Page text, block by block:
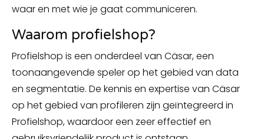
waar en met wie je gaat communiceren.
Waarom profielshop?
Profielshop is een onderdeel van Cäsar, een
toonaangevende speler op het gebied van data
en segmentatie. De kennis en expertise van Cäsar
op het gebied van profileren zijn geïntegreerd in
Profielshop, waardoor een zeer effectief en